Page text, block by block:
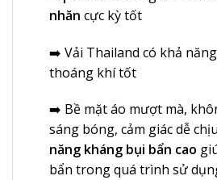
nhăn cực kỳ tốt
➡️ Vải Thailand có khả
thoáng khí tốt
➡️ Bề mặt áo mượt mà,
sáng bóng, cảm giác dễ
năng kháng bụi bẩn cao
bẩn trong quá trình sử